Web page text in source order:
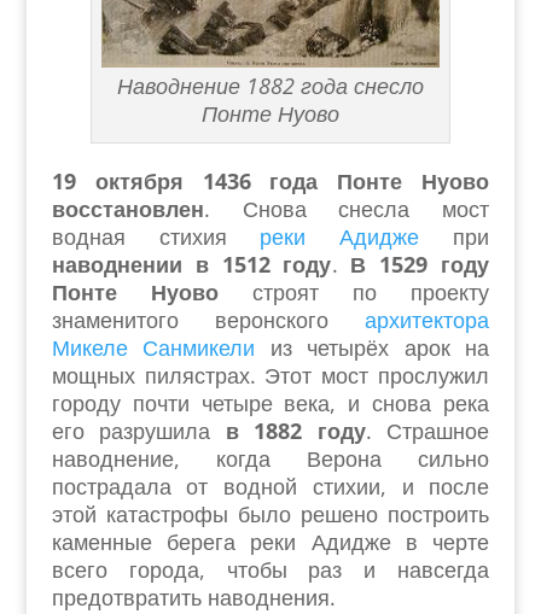
Наводнение 1882 года снесло
Понте Нуово
19 октября 1436 года Понте Нуово
восстановлен. Снова снесла мост
водная стихия реки Адидже при
наводнении в 1512 году. В 1529 году
Понте Нуовостроят по проекту
знаменитого веронскогоархитектора
Микеле Санмикели из четырёх арок на
мощных пилястрах. Этот мост прослужил
городу почти четыре века, и снова река
его разрушила в 1882 году. Страшное
наводнение, когда Верона сильно
пострадала от водной стихии, и после
этой катастрофы было решено построить
каменные берега реки Адидже в черте
всего города, чтобы раз и навсегда
предотвратить наводнения.